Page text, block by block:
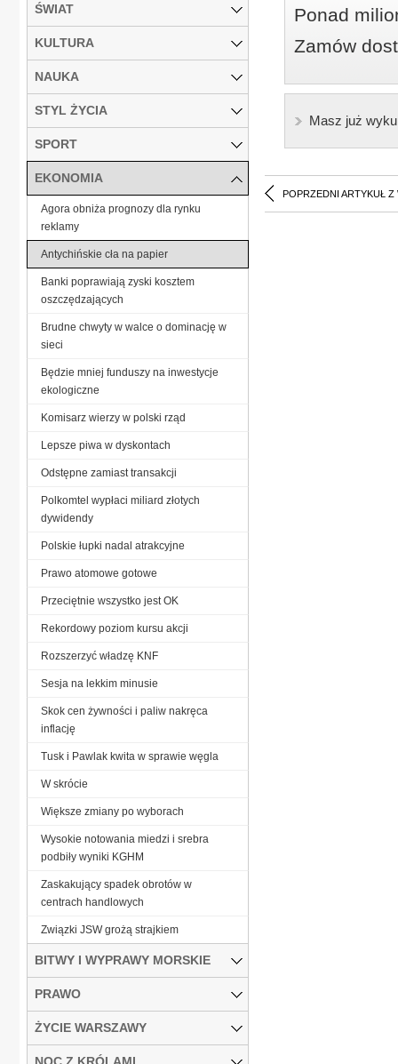
Ponad
Zamów
Masz już
POPRZEDNI ARTYKUŁ Z
ŚWIAT
KULTURA
NAUKA
STYL ŻYCIA
SPORT
EKONOMIA
Agora obniża prognozy dla rynku
reklamy
Antychińskie cła na papier
Banki poprawiają zyski kosztem
oszczędzających
Brudne chwyty w walce o dominację w
sieci
Będzie mniej funduszy na inwestycje
ekologiczne
Komisarz wierzy w polski rząd
Lepsze piwa w dyskontach
Odstępne zamiast transakcji
Polkomtel wypłaci miliard złotych
dywidendy
Polskie łupki nadal atrakcyjne
Prawo atomowe gotowe
Przeciętnie wszystko jest OK
Rekordowy poziom kursu akcji
Rozszerzyć władzę KNF
Sesja na lekkim minusie
Skok cen żywności i paliw nakręca
inflację
Tusk i Pawlak kwita w sprawie węgla
W skrócie
Większe zmiany po wyborach
Wysokie notowania miedzi i srebra
podbiły wyniki KGHM
Zaskakujący spadek obrotów w
centrach handlowych
Związki JSW grożą strajkiem
BITWY I WYPRAWY MORSKIE
PRAWO
ŻYCIE WARSZAWY
NOC Z KRÓLAMI